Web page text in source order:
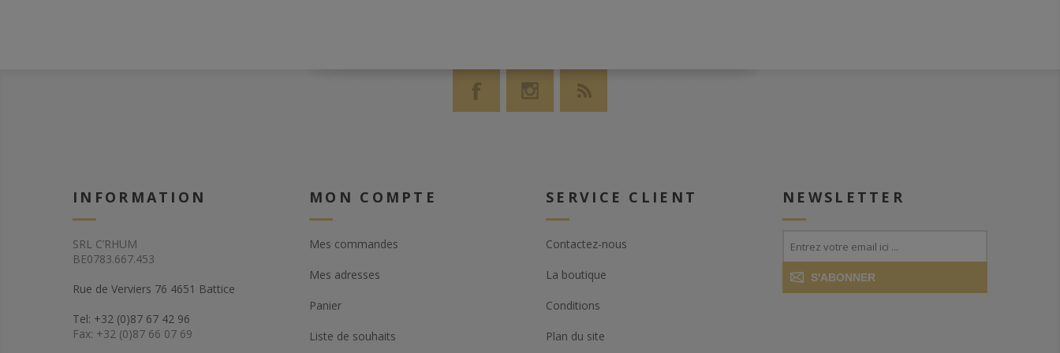
Glenfiddich 1964.
d'excellents single casks
profil un peu plus bas que les
indépendants écossais. Leurs
d'être recherchées et essayées.
INFORMATION
SRL C’RHUM
BE0783.667.453
Rue de Verviers 76 4651 Battice
Tel: +32 (0)87 67 42 96
Fax: +32 (0)87 66 07 69
MON COMPTE
Mes commandes
Mes adresses
Panier
Liste de souhaits
SERVICE CLIENT
Contactez-nous
La boutique
Conditions
Plan du site
NEWSLETTER
S'ABONNER